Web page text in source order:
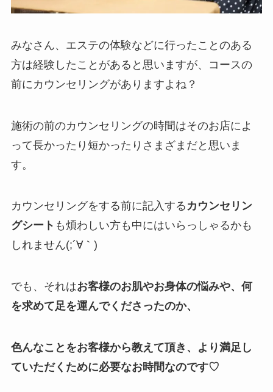
みなさん、エステの体験などに行ったことのある
方は経験したことがあると思いますが、コースの
前にカウンセリングがありますよね？
施術の前のカウンセリングの時間はそのお店によ
って長かったり短かったりさまざまだと思いま
す。
カウンセリングをする前に記入する カウンセリン
グシート も煩わしい方も中にはいらっしゃるかも
しれません(;´∀｀)
でも、それはお客様のお肌やお身体の悩みや、何
を求めて足を運んでくださったのか、
色んなことをお客様から教えて頂き、より満足し
ていただくために必要なお時間なのです♡